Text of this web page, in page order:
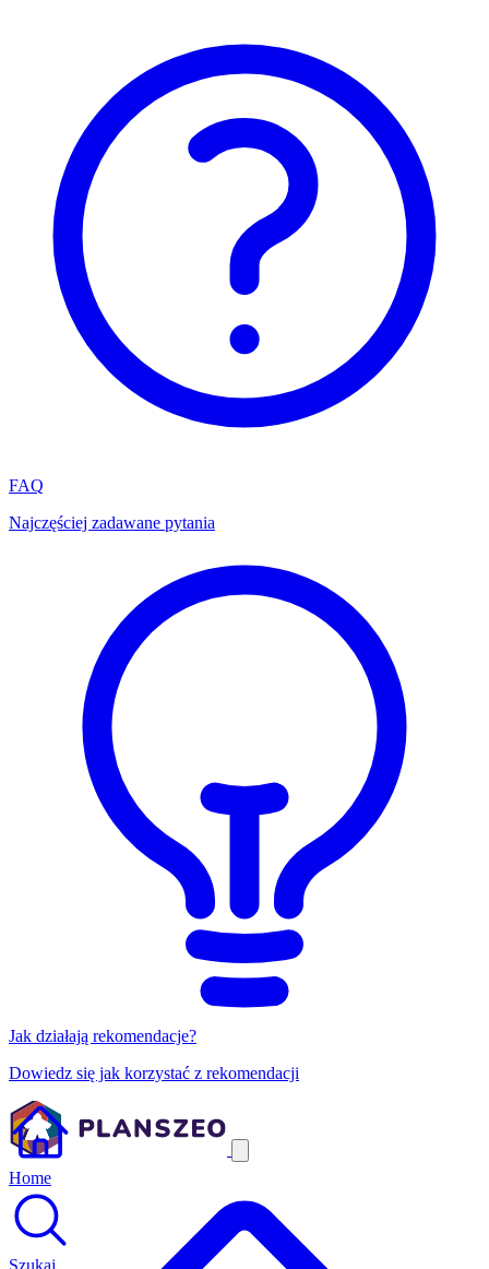
FAQ
Najczęściej zadawane pytania
Jak działają rekomendacje?
Dowiedz się jak korzystać z rekomendacji
Home
Szukaj